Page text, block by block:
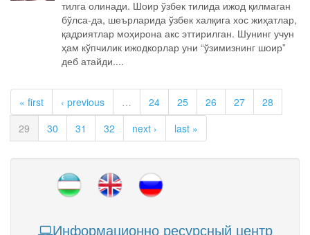
тилга олинади. Шоир ўзбек тилида ижод қилмаган
бўлса-да, шеърларида ўзбек халқига хос жиҳатлар,
қадриятлар моҳирона акс эттирилган. Шунинг учун
ҳам кўпчилик ижодкорлар уни “ўзимизнинг шоир”
деб атайди....
« first ‹ previous … 24 25 26 27
28
29
30 31 32 next › last »
Информационно ресурсный центр